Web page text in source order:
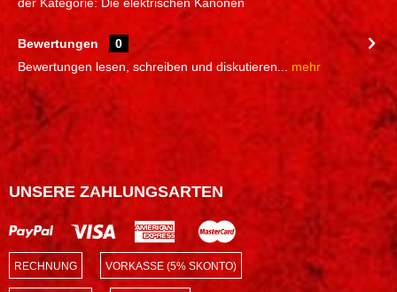
Bewertungen
0
Bewertungen lesen, schreiben und diskutieren...
mehr
UNSERE ZAHLUNGSARTEN
RECHNUNG VORKASSE (5% SKONTO)